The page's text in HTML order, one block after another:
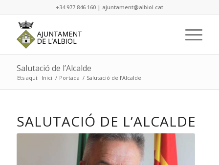
+34 977 846 160| ajuntament@albiol.cat
Salutació de l’Alcalde
Ets aquí: Inici / Portada / Salutació de l’Alcalde
SALUTACIÓ DE L’ALCALDE